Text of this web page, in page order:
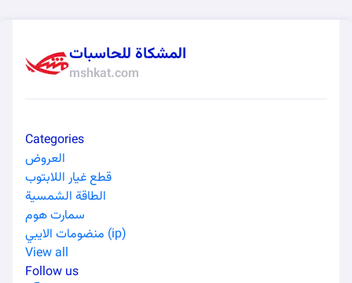
المشكاة للحاسبات
mshkat.com
Categories
العروض
قطع غيار اللابتوب
الطاقة الشمسية
سمارت هوم
منضومات الايبي (ip)
View all
Follow us